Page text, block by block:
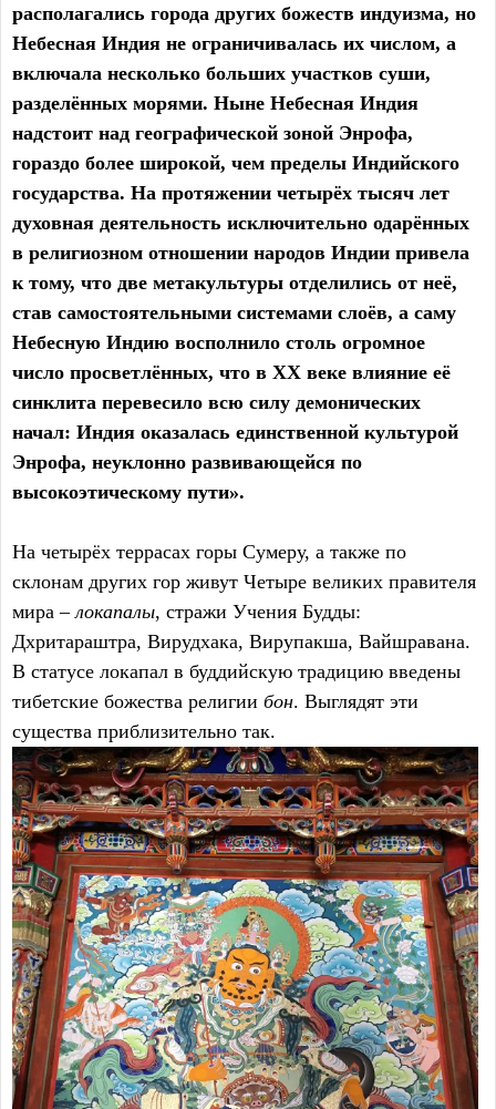
располагались города других божеств индуизма, но
Небесная Индия не ограничивалась их числом, а
включала несколько больших участков суши,
разделённых морями. Ныне Небесная Индия
надстоит над географической зоной Энрофа,
гораздо более широкой, чем пределы Индийского
государства. На протяжении четырёх тысяч лет
духовная деятельность исключительно одарённых
в религиозном отношении народов Индии привела
к тому, что две метакультуры отделились от неё,
став самостоятельными системами слоёв, а саму
Небесную Индию восполнило столь огромное
число просветлённых, что в XX веке влияние её
синклита перевесило всю силу демонических
начал: Индия оказалась единственной культурой
Энрофа, неуклонно развивающейся по
высокоэтическому пути».
На четырёх террасах горы Сумеру, а также по
склонам других гор живут Четыре великих правителя
мира – локапалы, стражи Учения Будды:
Дхритараштра, Вирудхака, Вирупакша, Вайшравана.
В статусе локапал в буддийскую традицию введены
тибетские божества религии бон. Выглядят эти
существа приблизительно так.